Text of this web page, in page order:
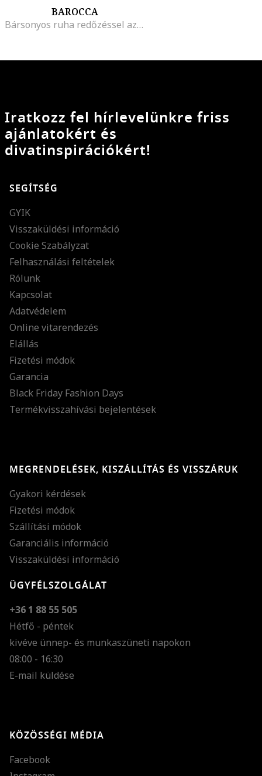
BAROCCA
Bársonyos ruha redőzéssel az oldalán, Sötét rózsaszín
Iratkozz fel hírlevelünkre friss
ajánlatokért és
divatinspirációkért!
SEGÍTSÉG
GYIK
Visszaküldési információ
Cookie Szabályzat
Felhasználási feltételek
Rólunk
Kapcsolat
Adatvédelem
Online vitarendezés
Elállás
Fizetési módok
Garancia
Black Friday Fashion Days
Termékvisszahívási bejelentések
MEGRENDELÉSEK, KISZÁLLÍTÁS ÉS VISSZÁRUK
Gyakori kérdések
Fizetési módok
Szállítási módok
Garanciális információ
Visszaküldési információ
ÜGYFÉLSZOLGÁLAT
+36 1 88 55 505
Hétfő - péntek
kivéve ünnep- és munkaszüneti napokon
08:00 - 16:30
E-mail küldése
KÖZÖSSÉGI MÉDIA
Facebook